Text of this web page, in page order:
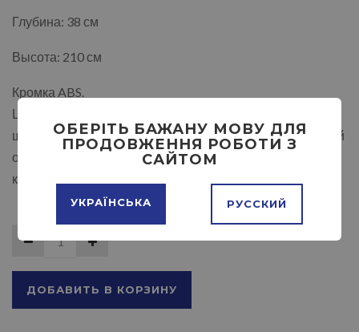
Глубина: 38 см
Высота: 210 см
Кромка ABS.
Цвет белый, дуб молочный, ольха, дуб сонома, дуб
шамони светлый, дуб трюфель, дуб крафт белый, лесной
орех, яблоня, орех тёмный, тёмный венге, возможно
комбинирование цвета
ДОБАВИТЬ В КОРЗИНУ
ОБЕРІТЬ БАЖАНУ МОВУ ДЛЯ
ПРОДОВЖЕННЯ РОБОТИ З
САЙТОМ
УКРАЇНСЬКА РУССКИЙ